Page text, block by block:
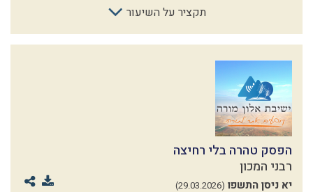
תקציר על השיעור
הפסק טהרה בלי רחיצה
רבני המכון
יא ניסן התשפו (29.03.2026)